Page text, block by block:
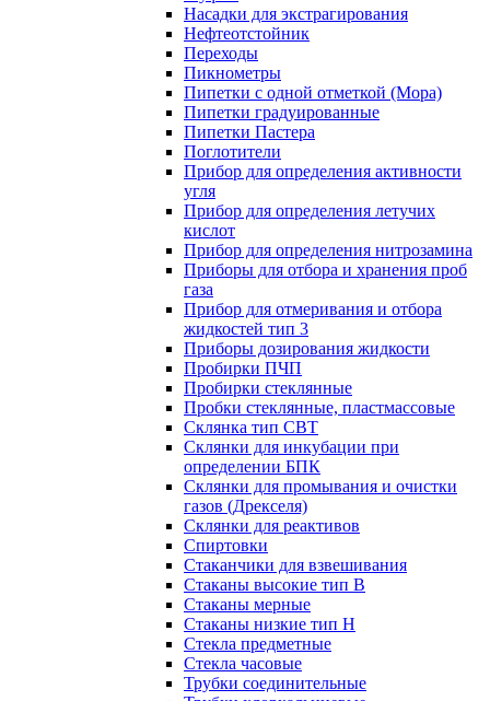
Насадки для экстрагирования
Нефтеотстойник
Переходы
Пикнометры
Пипетки с одной отметкой (Мора)
Пипетки градуированные
Пипетки Пастера
Поглотители
Прибор для определения активности
угля
Прибор для определения летучих
кислот
Прибор для определения нитрозамина
Приборы для отбора и хранения проб
газа
Прибор для отмеривания и отбора
жидкостей тип 3
Приборы дозирования жидкости
Пробирки ПЧП
Пробирки стеклянные
Пробки стеклянные, пластмассовые
Склянка тип СВТ
Склянки для инкубации при
определении БПК
Склянки для промывания и очистки
газов (Дрекселя)
Склянки для реактивов
Спиртовки
Стаканчики для взвешивания
Стаканы высокие тип В
Стаканы мерные
Стаканы низкие тип Н
Стекла предметные
Стекла часовые
Трубки соединительные